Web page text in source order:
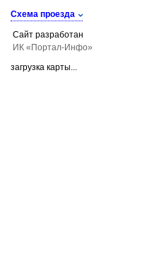
Схема проезда
Сайт разработан
ИК «Портал-Инфо»
загрузка карты...